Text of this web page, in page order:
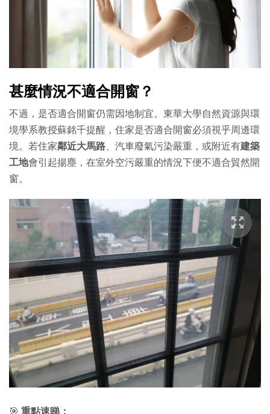
甚麼情況不適合開窗？
不過，是否適合開窗仍需因地制宜。東華大學自然資源與環
境學系教授蘇銘千提醒，住家是否適合開窗必須視乎周邊環
境。若住家鄰近大馬路 、汽車廢氣污染嚴重，或附近有建築
工地會引起揚塵，在室外空污嚴重的情況下便不適合貿然開
窗。
🎯 重點速睇：